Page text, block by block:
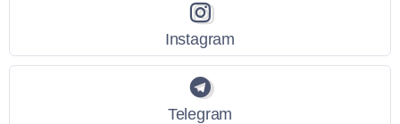
Instagram
Telegram